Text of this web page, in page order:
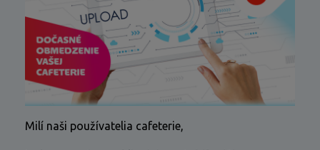
Milí naši používatelia cafeterie,